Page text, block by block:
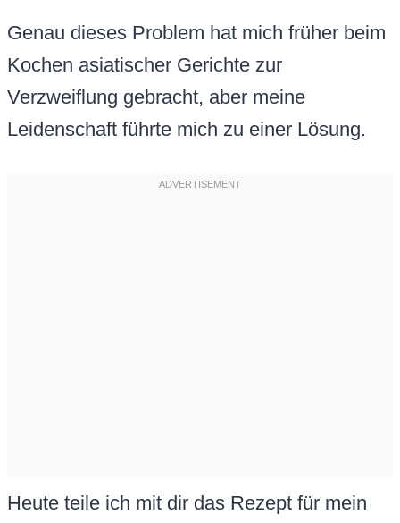
Genau dieses Problem hat mich früher beim
Kochen asiatischer Gerichte zur
Verzweiflung gebracht, aber meine
Leidenschaft führte mich zu einer Lösung.
Heute teile ich mit dir das Rezept für mein